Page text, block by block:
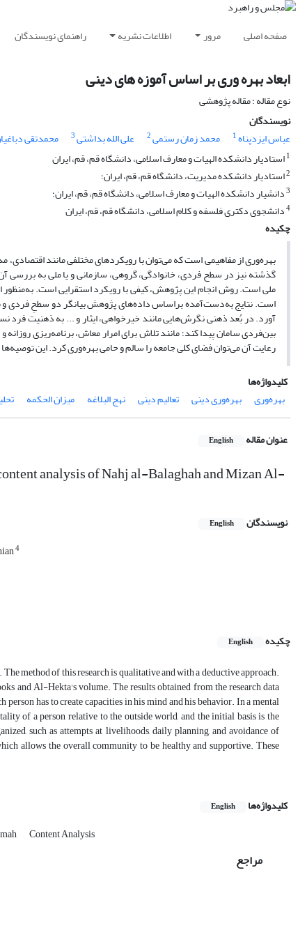
صفحه اصلی مرور اطلاعات نشریه راهنمای نویسندگان
ابعاد بهره وری بر اساس آموزه های دینی
نوع مقاله : مقاله پژوهشی
نویسندگان
عباس ایزدپناه1 محمد زمان رستمی2 علی الله بداشتی3 محمدتقی
1استادیار دانشکده الهیات و معارف اسلامی، دانشگاه قم، قم، ایران
2استادیار دانشکده مدیریت، دانشگاه قم، قم، ایران؛
3دانشیار دانشکده الهیات و معارف اسلامی، دانشگاه قم، قم، ایران؛
4دانشجوی دکتری فلسفه و کلام اسلامی، دانشگاه قم، قم، ایران
چکیده
بهره‌وری از مفاهیمی است که می‌توان با رویکردهای مختلفی مانند
گذشته نیز در سطح فردی، خانوادگی، گروهی، سازمانی و یا ملی به بررسی
ملی است. روش انجام این پژوهش، کیفی با رویکرد استقرایی است. به‌منظور
است. نتایج به‌دست‌آمده بر‌اساس داده‌های پژوهش بیانگر دو سطحِ فردی
آورد. در بُعد ذهنی نگرش‌هایی مانند خیرخواهی، ایثار و ... به ذهنیت فرد
بین‌فردی سامان پیدا کند؛ مانند تلاش برای امرار معاش، برنامه‌ریزی
رعایت آن می‌توان فضای کلی جامعه را سالم و حامی بهره‌وری کرد. این
کلیدواژه‌ها
بهره‌وری
بهره‌وری دینی تعالیم دینی نهج البلاغه میزان الحکمه
عنوان مقاله English
analysis of Nahj al-Balaghah and Mizan Al-
نویسندگان English
4
چکیده
English
method of this research is qualitative and with a deductive approach.
and Al-Hekta's volume. The results obtained from the research data
has to create capacities in his mind and his behavior. In a mental
of a person relative to the outside world, and the initial basis is the
such as attempts at livelihoods, daily planning, and avoidance of
allows the overall community to be healthy and supportive. These
کلیدواژه‌ها English
Content Analysis
مراجع